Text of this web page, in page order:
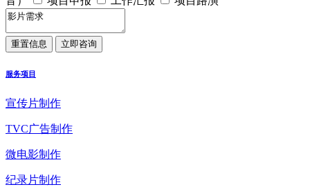
服务项目
宣传片制作
TVC广告制作
微电影制作
纪录片制作